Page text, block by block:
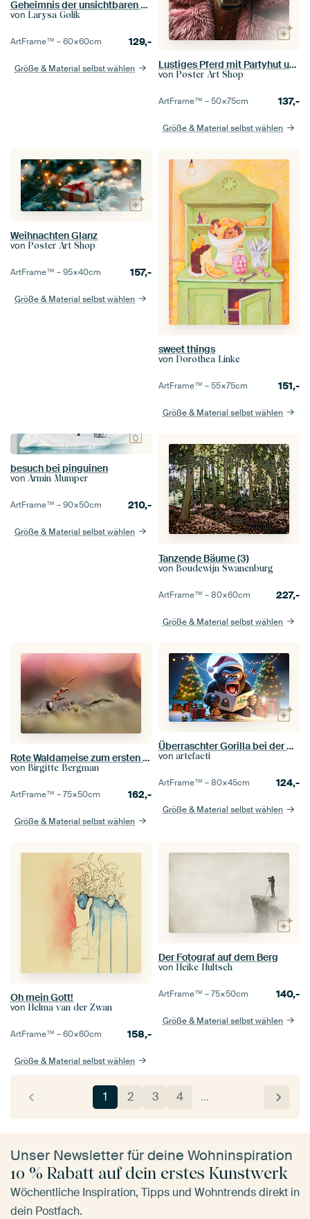
Geheimnis der unsichtbaren Welt
von Larysa Golik
ArtFrame™ –60×60cm 129,-
Größe & Material selbst wählen Lustiges Pferd mit Partyhut und Kuchen
von Poster Art Shop
ArtFrame™ –50×75cm 137,-
Größe & Material selbst wählen
Weihnachten Glanz
von Poster Art Shop
ArtFrame™ –95×40cm 157,-
Größe & Material selbst wählen
sweet things
von Dorothea Linke
ArtFrame™ –55×75cm 151,-
Größe & Material selbst wählen
besuch bei pinguinen
von Armin Mumper
ArtFrame™ –90×50cm 210,-
Größe & Material selbst wählen
Tanzende Bäume (3)
von Boudewijn Swanenburg
ArtFrame™ –80×60cm 227,-
Größe & Material selbst wählen
Rote Waldameise zum ersten Mal in der Disco
von Birgitte Bergman
ArtFrame™ –75×50cm 162,-
Größe & Material selbst wählen
Überraschter Gorilla bei der Weihnachtsvorbereitung
von artefacti
ArtFrame™ –80×45cm 124,-
Größe & Material selbst wählen
Oh mein Gott!
von Helma van der Zwan
ArtFrame™ –60×60cm 158,-
Größe & Material selbst wählen
Der Fotograf auf dem Berg
von Heike Hultsch
ArtFrame™ –75×50cm 140,-
Größe & Material selbst wählen
1 2 3 4 …
Unser Newsletter für deine Wohninspiration
10 % Rabatt auf dein erstes Kunstwerk
Wöchentliche Inspiration, Tipps und Wohntrends direkt in
dein Postfach.